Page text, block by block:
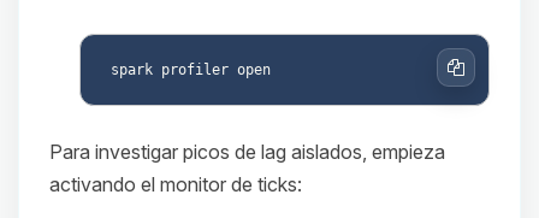
Copiar
Para investigar picos de lag aislados, empieza
activando el monitor de ticks: